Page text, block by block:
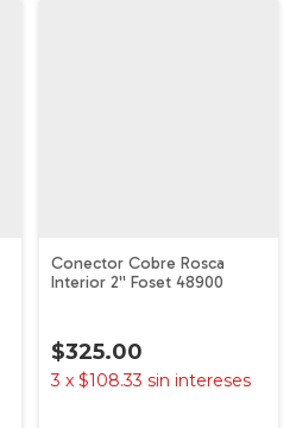
Conector Cobre Rosca
Interior 2'' Foset 48900
$325.00
3 x $108.33 sin intereses